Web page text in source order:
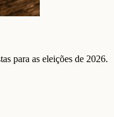
para as eleições de 2026.